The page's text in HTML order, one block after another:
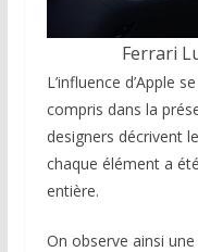
Ferrari
L’influence d’Apple
compris dans la
designers décrivent
chaque élément a
entière.
On observe ainsi